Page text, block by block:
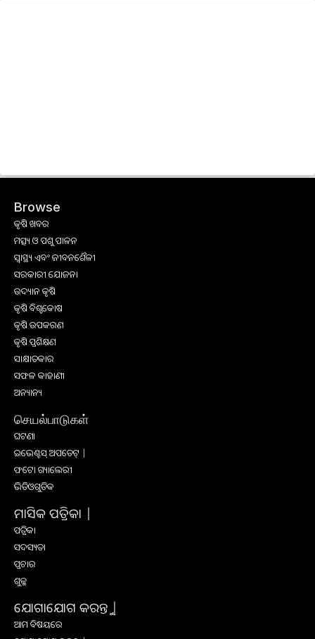
Browse
କୃଷି ଖବର
ମତ୍ସ୍ୟ ଓ ପଶୁ ପାଳନ
ସ୍ୱାସ୍ଥ୍ୟ ଏବଂ ଜୀବନଶୈଳୀ
ସରକାରୀ ଯୋଜନା
ଉଦ୍ୟାନ କୃଷି
କୃଷି ବିଶ୍ବକୋଷ
କୃଷି ଉପକରଣ
କୃଷି ପ୍ରଶିକ୍ଷଣ
ସାକ୍ଷାତକାର
ସଫଳ କାହାଣୀ
ଅନ୍ୟାନ୍ୟ
செயல்பாடுகள்
ଘଟଣା
ଇଭେଣ୍ଟସ୍ ଅପଡେଟ୍ |
ଫଟୋ ଗ୍ୟାଲେରୀ
ଭିଡିଓଗୁଡିକ
ମାସିକ ପତ୍ରିକା |
ପତ୍ରିକା
ସଦସ୍ୟତା
ପ୍ରଚାର
ଶୁଳ୍କ
ଯୋଗାଯୋଗ କରନ୍ତୁ |
ଆମ ବିଷୟରେ